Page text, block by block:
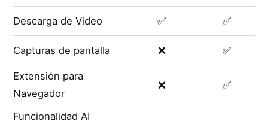
Descarga de Video ✅ ✅
Capturas de pantalla ❌ ✅
Extensión para
Navegador
❌ ✅
Funcionalidad AI